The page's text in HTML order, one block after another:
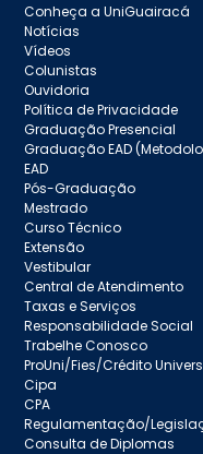
Conheça a UniGuairacá
Notícias
Vídeos
Colunistas
Ouvidoria
Política de Privacidade
Graduação Presencial
Graduação EAD
EAD
Pós-Graduação
Mestrado
Curso Técnico
Extensão
Vestibular
Central de Atendimento
Taxas e Serviços
Responsabilidade Social
Trabelhe Conosco
ProUni/Fies/Crédito
Cipa
CPA
Regulamentação/
Consulta de Diplomas